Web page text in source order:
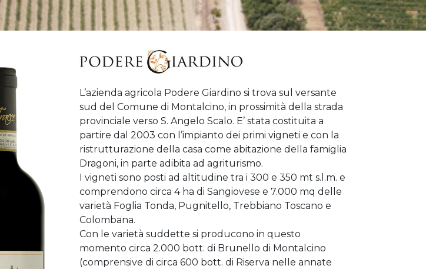
L’azienda agricola Podere Giardino si trova sul versante
sud del Comune di Montalcino, in prossimità della strada
provinciale verso S. Angelo Scalo. E’ stata costituita a
partire dal 2003 con l’impianto dei primi vigneti e con la
ristrutturazione della casa come abitazione della famiglia
Dragoni, in parte adibita ad agriturismo.
I vigneti sono posti ad altitudine tra i 300 e 350 mt s.l.m. e
comprendono circa 4 ha di Sangiovese e 7.000 mq delle
varietà Foglia Tonda, Pugnitello, Trebbiano Toscano e
Colombana.
Con le varietà suddette si producono in questo
momento circa 2.000 bott. di Brunello di Montalcino
(comprensive di circa 600 bott. di Riserva nelle annate